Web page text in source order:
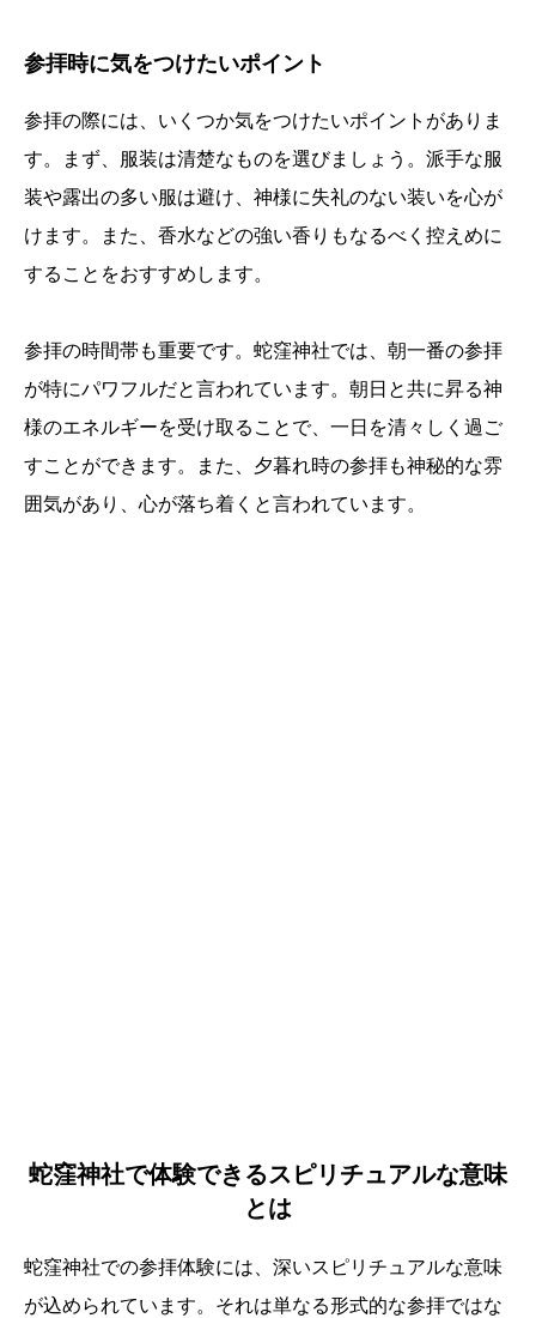
参拝時に気をつけたいポイント
参拝の際には、いくつか気をつけたいポイントがありま
す。まず、服装は清楚なものを選びましょう。派手な服
装や露出の多い服は避け、神様に失礼のない装いを心が
けます。また、香水などの強い香りもなるべく控えめに
することをおすすめします。
参拝の時間帯も重要です。蛇窪神社では、朝一番の参拝
が特にパワフルだと言われています。朝日と共に昇る神
様のエネルギーを受け取ることで、一日を清々しく過ご
すことができます。また、夕暮れ時の参拝も神秘的な雰
囲気があり、心が落ち着くと言われています。
蛇窪神社で体験できるスピリチュアルな意味
とは
蛇窪神社での参拝体験には、深いスピリチュアルな意味
が込められています。それは単なる形式的な参拝ではな